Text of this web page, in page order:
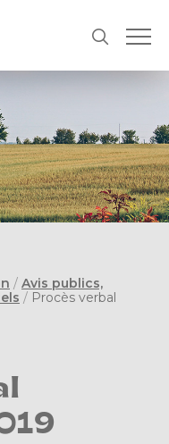
/ Avis publics,
/ Procès verbal